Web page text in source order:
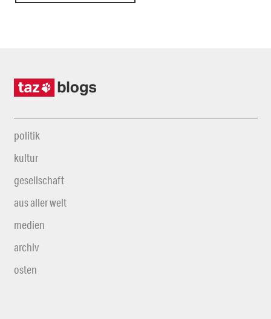
politik
kultur
gesellschaft
aus aller welt
medien
archiv
osten